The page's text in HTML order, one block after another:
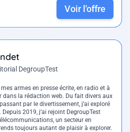
Voir l'offre
DegroupTest
armes en presse écrite, en radio et à
dans la rédaction web. Du fait divers aux
par le divertissement, j’ai exploré
2019, j’ai rejoint DegroupTest
un secteur en
toujours autant de plaisir à explorer.